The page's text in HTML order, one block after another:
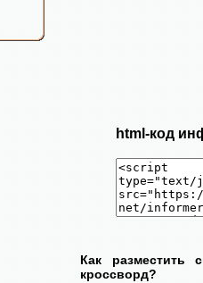
html-код
Как разместить
кроссворд?